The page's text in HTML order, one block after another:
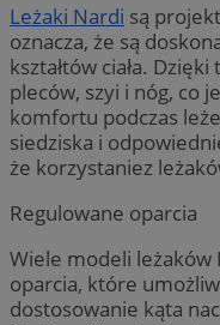
Leżaki Nardi są
oznacza, że są
kształtów ciała.
pleców, szyi i nóg, co
komfortu podczas
siedziska i
że korzystaniez
Regulowane oparcia
Wiele modeli leżaków
oparcia, które
dostosowanie kąta